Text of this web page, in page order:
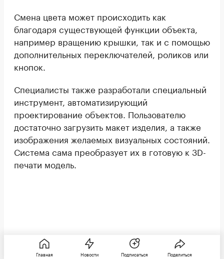
Смена цвета может происходить как
благодаря существующей функции объекта,
например вращению крышки, так и с помощью
дополнительных переключателей, роликов или
кнопок.
Специалисты также разработали специальный
инструмент, автоматизирующий
проектирование объектов. Пользователю
достаточно загрузить макет изделия, а также
изображения желаемых визуальных состояний.
Система сама преобразует их в готовую к 3D-
печати модель.
Главная Новости Подписаться Поделиться